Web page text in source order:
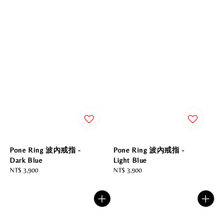
Pone Ring 波內戒指 -
Dark Blue
Regular
NT$ 3,900
Pone Ring 波內戒指 -
Light Blue
Regular
NT$ 3,900